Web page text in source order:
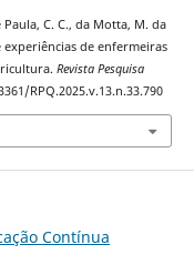
C. C., da Motta, M. da
experiências de enfermeiras
Revista Pesquisa
RPQ.2025.v.13.n.33.790
Contínua